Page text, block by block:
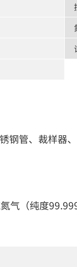
管、裁样器
（纯度